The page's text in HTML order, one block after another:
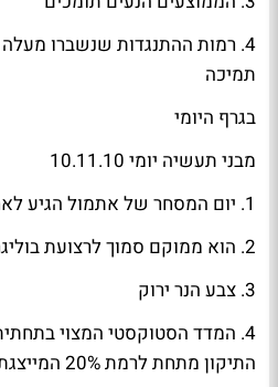
4. רמות ההתנגדות שנשברו
תמיכה
בגרף היומי
מבני תעשיה יומי 10.11.10
1. יום המסחר של אתמול הגיע לאחר מספר ימי תיקון
2. הוא ממוקם סמוך לרצועת בוליגר התחתונה
3. צבע הנר ירוק
4. המדד הסטוקסטי המצוי
התיקון מתחת לרמת 20% המייצגת "מכירות יתר"